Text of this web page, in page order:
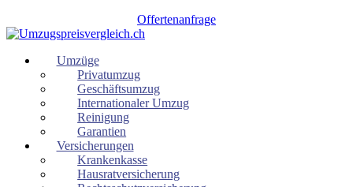
Offertenanfrage
Umzüge
Privatumzug
Geschäftsumzug
Internationaler Umzug
Reinigung
Garantien
Versicherungen
Krankenkasse
Hausratversicherung